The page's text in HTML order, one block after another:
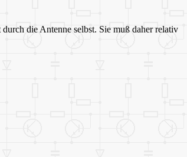
die Antenne selbst. Sie muß daher relativ